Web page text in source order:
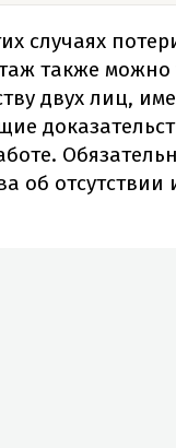
случаях
также можно
двух лиц,
об